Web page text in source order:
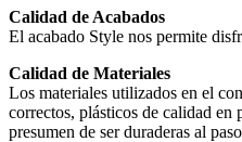
Calidad de Acabados
El acabado Style nos permite
Calidad de Materiales
Los materiales utilizados en el
correctos, plásticos de calidad en
presumen de ser duraderas al